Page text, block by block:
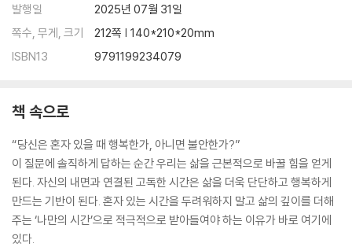
기로 만들기
* 쇼펜하우어에게 배우는 삶의 자세
3부 | 상처받지 않고 타인과 공존하기 - 188
* 쇼펜하우어에게 배우는 삶의 자세
예민한 사람들이 반드시 가져야 할 마음가짐 / 예술과 자연을 통한 마음의
평온 찾기 / 감정의 파도를 잠재우는 내적 훈련 / 자기 자신과 화해하며 살
아가는 법
* 쇼펜하우어에게 배우는 삶의 자세
에필로그: 있는 그대로의 나로 살아간다는 것 - 209
발행일
2025년 07월 31일
쪽수, 무게, 크기
212쪽 | 140*210*20mm
ISBN13
9791199234079
책 속으로
“당신은 혼자 있을 때 행복한가, 아니면 불안한가?”
이 질문에 솔직하게 답하는 순간 우리는 삶을 근본적으로 바꿀 힘을 얻게
된다. 자신의 내면과 연결된 고독한 시간은 삶을 더욱 단단하고 행복하게
만드는 기반이 된다. 혼자 있는 시간을 두려워하지 말고 삶의 깊이를 더해
주는 ‘나만의 시간’으로 적극적으로 받아들여야 하는 이유가 바로 여기에
있다.